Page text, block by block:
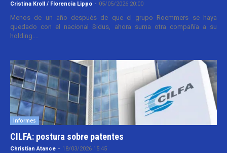
Cristina Kroll / Florencia Lippo - 05/05/2026 20:00
Menos de un año después de que el grupo Roemmers se haya
quedado con el nacional Sidus, ahora suma otra compañía a su
holding....
Informes
CILFA: postura sobre patentes
Christian Atance - 18/03/2026 15:45